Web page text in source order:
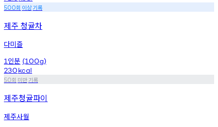
500회 이상기록
제주 청귤차
다미즐
1 인분 (100g)
230kcal
50회 미만기록
제주청귤파이
제주사월